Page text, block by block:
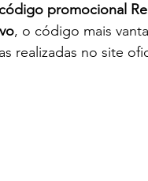
código promocional
, o código mais
realizadas no site